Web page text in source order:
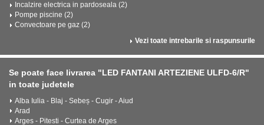
Incalzire electrica in pardoseala (2)
Pompe piscine (2)
Convectoare pe gaz (2)
Vezi toate intrebarile si raspunsurile
Se poate face livrarea "LED FANTANI ARTEZIENE ULFD-6/R"
in toate judetele
Alba Iulia - Blaj - Sebeș - Cugir - Aiud
Arad
Arges - Pitesti - Curtea de Arges